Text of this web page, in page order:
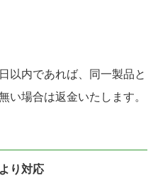
以内であれば、同一製品と
場合は返金いたします。
り対応